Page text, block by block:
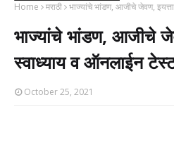
Home मराठी भाज्यांचे भांडण, आजीचे जेवण,
भाज्यांचे भांडण, आजीचे
स्वाध्याय व ऑनलाईन
October 25, 2021